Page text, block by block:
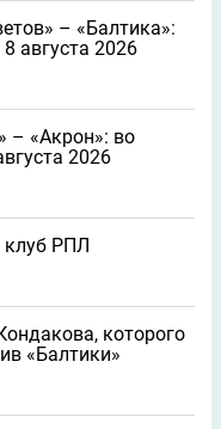
– «Балтика»:
августа 2026
– «Акрон»: во
2026
клуб РПЛ
которого
«Балтики»